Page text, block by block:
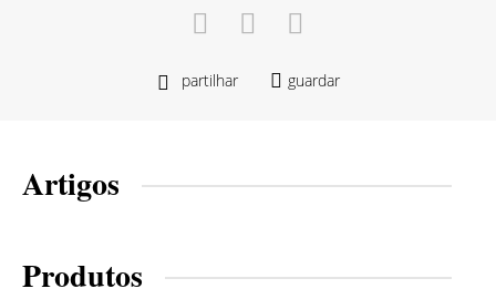
partilhar guardar
Artigos
Produtos